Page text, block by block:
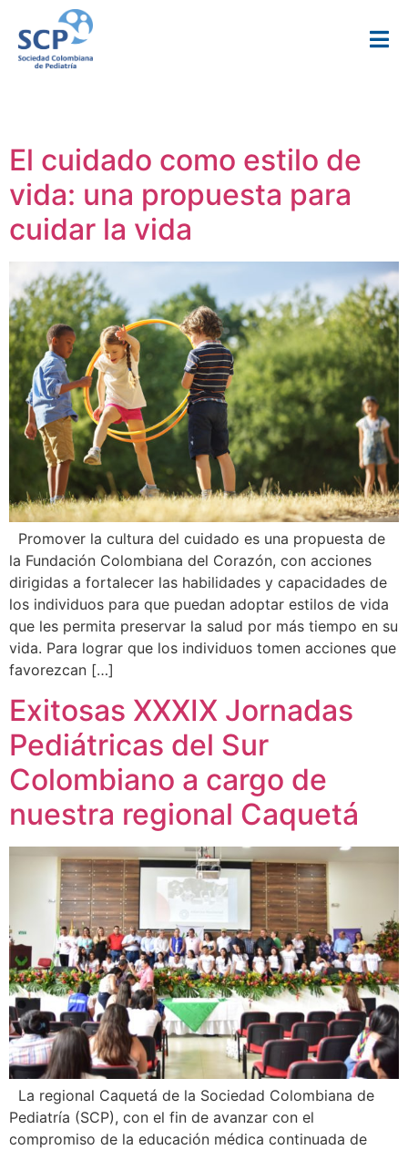
El cuidado como estilo de
vida: una propuesta para
cuidar la vida
Promover la cultura del cuidado es una propuesta de
la Fundación Colombiana del Corazón, con acciones
dirigidas a fortalecer las habilidades y capacidades de
los individuos para que puedan adoptar estilos de vida
que les permita preservar la salud por más tiempo en su
vida. Para lograr que los individuos tomen acciones que
favorezcan […]
Exitosas XXXIX Jornadas
Pediátricas del Sur
Colombiano a cargo de
nuestra regional Caquetá
La regional Caquetá de la Sociedad Colombiana de
Pediatría (SCP), con el fin de avanzar con el
compromiso de la educación médica continuada de